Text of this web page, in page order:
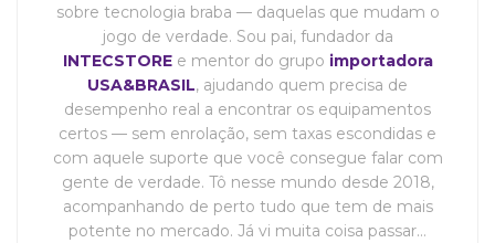
sobre tecnologia braba — daquelas que mudam o
jogo de verdade. Sou pai, fundador da
INTECSTOREe mentor do grupo importadora
USA&BRASIL, ajudando quem precisa de
desempenho real a encontrar os equipamentos
certos — sem enrolação, sem taxas escondidas e
com aquele suporte que você consegue falar com
gente de verdade. Tô nesse mundo desde 2018,
acompanhando de perto tudo que tem de mais
potente no mercado. Já vi muita coisa passar…